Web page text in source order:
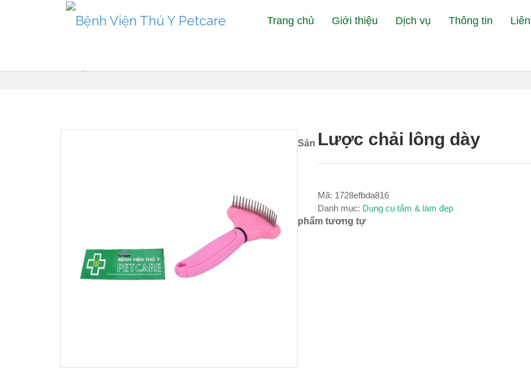
Trang chủ Giới thiệu Dịch vụ Thông tin
Lược chải lông dày
Mã: 1728efbda816
Danh mục: Dụng cụ tắm & làm đẹp
Sản
phẩm tương tự